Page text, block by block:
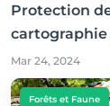
Protection
Mar 24, 2024
Forêts et Faune